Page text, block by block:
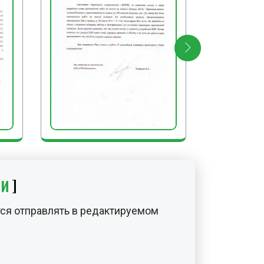
отправлять в редактируемом